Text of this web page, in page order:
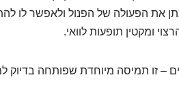
את הפעולה של הפנול ולאפשר לו
ומקטין תופעות לוואי.
– זו תמיסה מיוחדת שפותחה בדיוק